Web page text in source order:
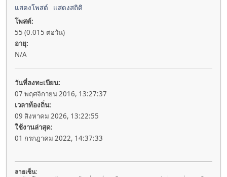
แสดงโพสต์
แสดงสถิติ
โพสต์:
55 (0.015 ต่อวัน)
อายุ:
N/A
วันที่ลงทะเบียน:
07 พฤศจิกายน 2016, 13:27:37
เวลาท้องถิ่น:
09 สิงหาคม 2026, 13:22:55
ใช้งานล่าสุด:
01 กรกฎาคม 2022, 14:37:33
ลายเซ็น: